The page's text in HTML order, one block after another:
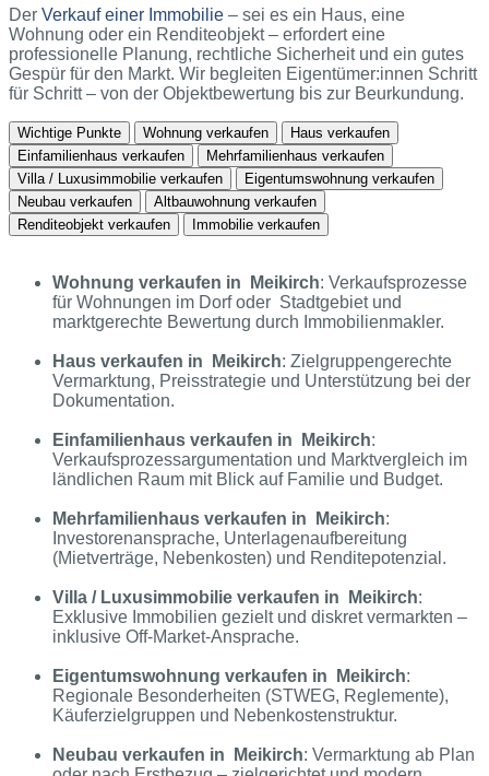
Der Verkauf einer Immobilie – sei es ein Haus, eine
Wohnung oder ein Renditeobjekt – erfordert eine
professionelle Planung, rechtliche Sicherheit und ein gutes
Gespür für den Markt. Wir begleiten Eigentümer:innen Schritt
für Schritt – von der Objektbewertung bis zur Beurkundung.
Wichtige Punkte Wohnung verkaufen
Haus verkaufen
Einfamilienhaus verkaufen
Mehrfamilienhaus verkaufen
Villa / Luxusimmobilie verkaufen
Eigentumswohnung verkaufen
Neubau verkaufen
Altbauwohnung verkaufen
Renditeobjekt verkaufen
Immobilie verkaufen
Wohnung verkaufen in Meikirch: Verkaufsprozesse
für Wohnungen im Dorf oder Stadtgebiet und
marktgerechte Bewertung durch Immobilienmakler.
Haus verkaufen in Meikirch: Zielgruppengerechte
Vermarktung, Preisstrategie und Unterstützung bei der
Dokumentation.
Einfamilienhaus verkaufen in Meikirch:
Verkaufsprozessargumentation und Marktvergleich im
ländlichen Raum mit Blick auf Familie und Budget.
Mehrfamilienhaus verkaufen in Meikirch:
Investorenansprache, Unterlagenaufbereitung
(Mietverträge, Nebenkosten) und Renditepotenzial.
Villa / Luxusimmobilie verkaufen in Meikirch:
Exklusive Immobilien gezielt und diskret vermarkten –
inklusive Off-Market-Ansprache.
Eigentumswohnung verkaufen in Meikirch:
Regionale Besonderheiten (STWEG, Reglemente),
Käuferzielgruppen und Nebenkostenstruktur.
Neubau verkaufen in Meikirch: Vermarktung ab Plan